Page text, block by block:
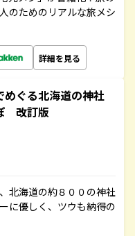
のためのリアルな旅メシ
詳細を見る
ぐる北海道の神社
改訂版
北海道の約８００の神社
に優しく、ツウも納得の